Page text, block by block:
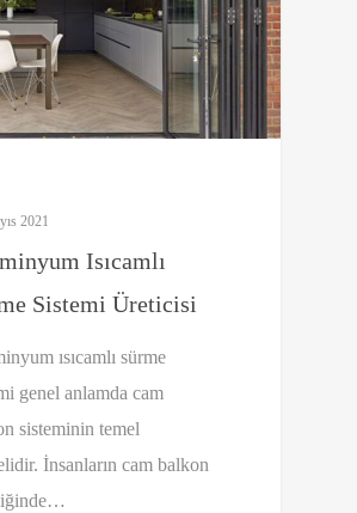
2021
Isıcamlı
Sistemi Üreticisi
ısıcamlı sürme
genel anlamda cam
sisteminin temel
İnsanların cam balkon